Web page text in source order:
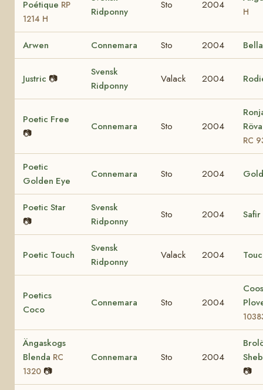
Poétique RP
1214 H
Ridponny
Sto 2004
H
Arwen Connemara Sto 2004
Justric 📷
Svensk
Ridponny
Valack 2004
Poetic Free
📷
Connemara Sto 2004
RC
Poetic
Golden Eye
Connemara Sto 2004
Poetic Star
📷
Svensk
Ridponny
Sto 2004 Safir
Poetic Touch
Svensk
Ridponny
Valack 2004
Poetics
Coco
Connemara Sto 2004
Ängaskogs
Blenda RC
1320 📷
Connemara Sto 2004
📷